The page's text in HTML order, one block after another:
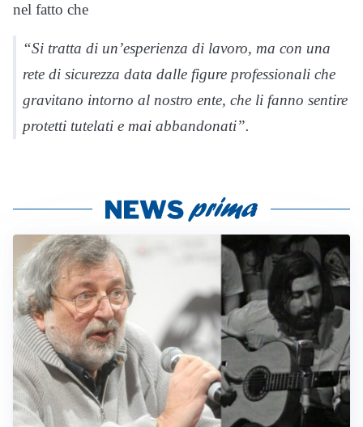
nel fatto che
“Si tratta di un’esperienza di lavoro, ma con una
rete di sicurezza data dalle figure professionali che
gravitano intorno al nostro ente, che li fanno sentire
protetti tutelati e mai abbandonati”.